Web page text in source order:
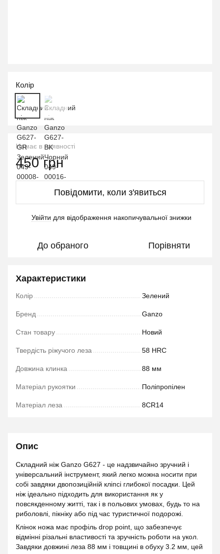
Колір
Немає в наявності
450 грн
Повідомити, коли з'явиться
Увійти для відображення накопичувальної знижки
До обраного Порівняти
Характеристики
Колір Зелений
Бренд Ganzo
Стан товару Новий
Твердість ріжучого леза 58 HRC
Довжина клинка 88 мм
Матеріал рукоятки Поліпропілен
Матеріал леза 8CR14
Опис
Складний ніж Ganzo G627 - це надзвичайно зручний і
універсальний інструмент, який легко можна носити при
собі завдяки двопозиційній кліпсі глибокої посадки. Цей
ніж ідеально підходить для використання як у
повсякденному житті, так і в польових умовах, будь то на
риболовлі, пікніку або під час туристичної подорожі.
Клінок ножа має профіль drop point, що забезпечує
відмінні різальні властивості та зручність роботи на укол.
Завдяки довжині леза 88 мм і товщині в обуху 3.2 мм, цей